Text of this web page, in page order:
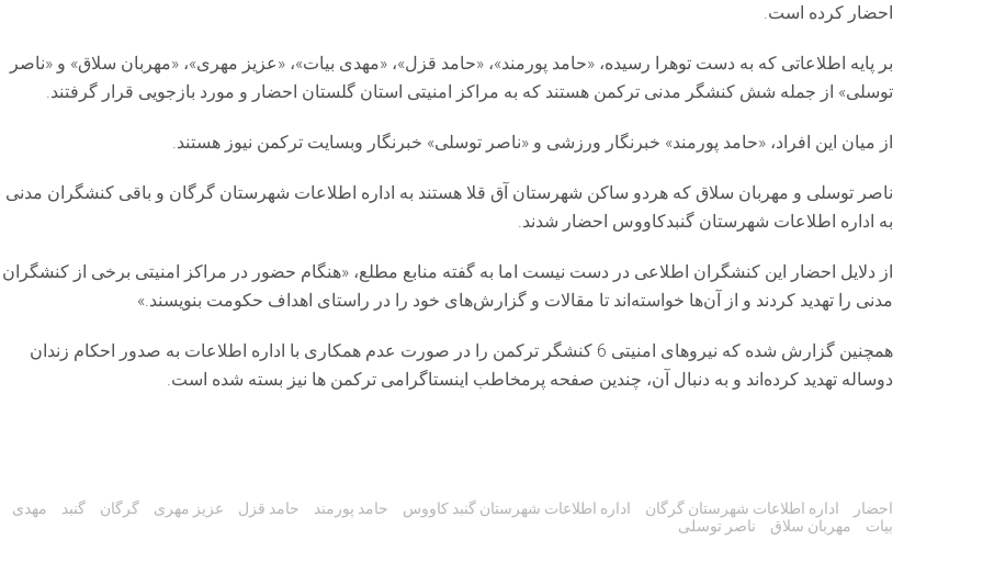
احضار کرده است.
بر پایه اطلاعاتی که به دست توهرا رسیده، «حامد پورمند»، «حامد قزل»، «مهدی بیات»، «عزیز مهری»، «مهربان سلاق» و «ناصر
توسلی» از جمله شش کنشگر مدنی ترکمن هستند که به مراکز امنیتی استان گلستان احضار و مورد بازجویی قرار گرفتند.
از میان این افراد، «حامد پورمند» خبرنگار ورزشی و «ناصر توسلی» خبرنگار وبسایت ترکمن نیوز هستند.
ناصر توسلی و مهربان سلاق که هردو ساکن شهرستان آق قلا هستند به اداره اطلاعات شهرستان گرگان و باقی کنشگران مدنی
به اداره اطلاعات شهرستان گنبدکاووس احضار شدند.
از دلایل احضار این کنشگران اطلاعی در دست نیست اما به گفته منابع مطلع، «هنگام حضور در مراکز امنیتی برخی از کنشگران
مدنی را تهدید کردند و از آن‌ها خواسته‌اند تا مقالات و گزارش‌های خود را در راستای اهداف حکومت بنویسند.»
همچنین گزارش شده که نیروهای امنیتی 6 کنشگر ترکمن را در صورت عدم همکاری با اداره اطلاعات به صدور احکام زندان
دوساله تهدید کرده‌اند و به دنبال آن، چندین صفحه پرمخاطب اینستاگرامی ترکمن ها نیز بسته شده است.
Tags:
احضار اداره اطلاعات شهرستان گرگان اداره اطلاعات شهرستان گنبد کاووس حامد پورمند حامد قزل عزیز مهری گرگان گنبد
مهدی
بیات
مهربان سلاق ناصر توسلی